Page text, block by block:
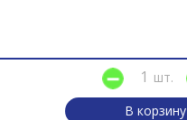
шт.
В корзину